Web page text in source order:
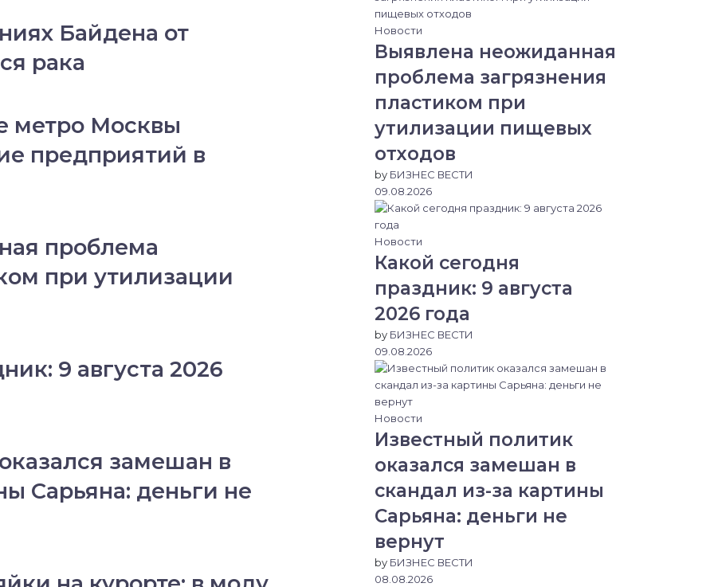
Байдена от
рака
метро Москвы
предприятий в
проблема
при утилизации
9 августа 2026
замешан в
Сарьяна: деньги не
Новости
Выявлена неожиданная
проблема загрязнения
пластиком при
утилизации пищевых
отходов
by БИЗНЕС ВЕСТИ
09.08.2026
Новости
Какой сегодня
праздник: 9 августа
2026 года
by БИЗНЕС ВЕСТИ
09.08.2026
Новости
Известный политик
оказался замешан в
скандал из-за картины
Сарьяна: деньги не
вернут
by БИЗНЕС ВЕСТИ
08.08.2026